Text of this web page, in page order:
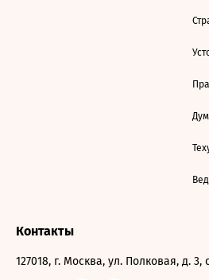
Контакты
127018, г. Москва, ул. Полковая, д. 3,